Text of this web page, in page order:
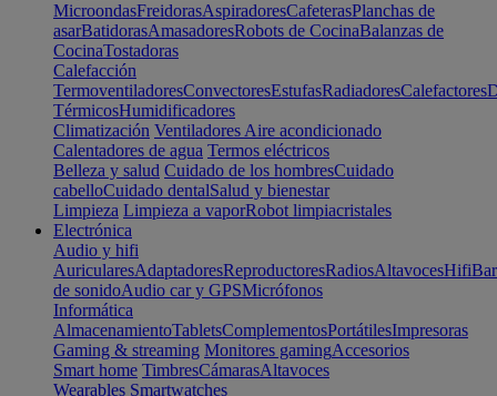
MicroondasFreidorasAspiradoresCafeterasPlanchas de
asarBatidorasAmasadoresRobots de CocinaBalanzas de
CocinaTostadoras
Calefacción
TermoventiladoresConvectoresEstufasRadiadoresCalefactores
TérmicosHumidificadores
Climatización Ventiladores Aire acondicionado
Calentadores de agua Termos eléctricos
Belleza y salud Cuidado de los hombresCuidado
cabelloCuidado dentalSalud y bienestar
Limpieza Limpieza a vaporRobot limpiacristales
Electrónica
Audio y hifi
AuricularesAdaptadoresReproductoresRadiosAltavocesHifi
de sonidoAudio car y GPSMicrófonos
Informática
AlmacenamientoTabletsComplementosPortátilesImpresoras
Gaming & streaming Monitores gamingAccesorios
Smart home TimbresCámarasAltavoces
Wearables Smartwatches